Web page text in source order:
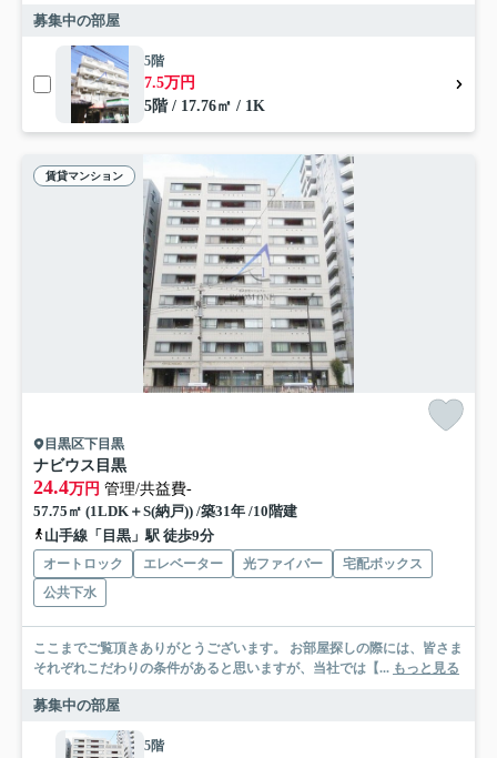
募集中の部屋
5階
7.5万円
5階 / 17.76㎡ / 1K
賃貸マンション
目黒区下目黒
ナビウス目黒
24.4万円 管理/共益費-
57.75㎡ (1LDK＋S(納戸)) /築31年 /10階建
山手線「目黒」駅 徒歩9分
オートロック エレベーター 光ファイバー
宅配ボックス
公共下水
ここまでご覧頂きありがとうございます。 お部屋探しの際には、皆さま
それぞれこだわりの条件があると思いますが、当社では【... もっと見る
募集中の部屋
5階